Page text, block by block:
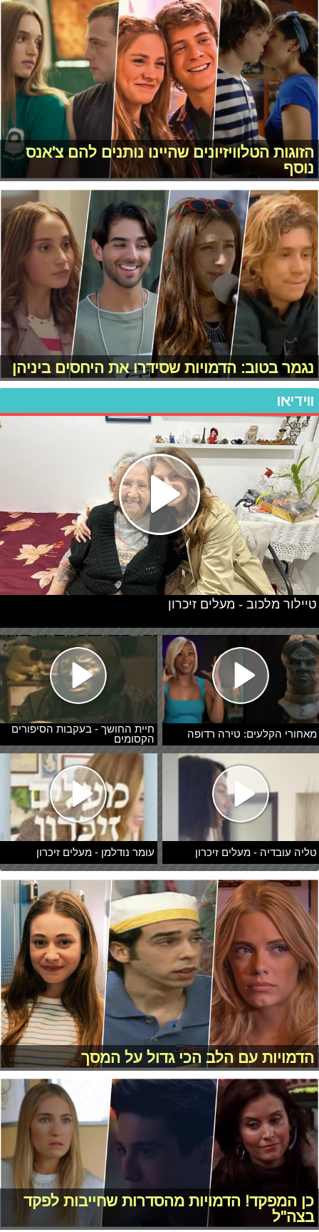
הזוגות הטלוויזיונים שהיינו נותנים להם צ'אנס
נוסף
נגמר בטוב: הדמויות שסידרו את היחסים ביניהן
ווידיאו
מאחורי הקלעים: טירה רדופה
חיית החושך - בעקבות הסיפורים
הקסומים
טליה עובדיה - מעלים זיכרון עומר נודלמן - מעלים זיכרון
טיילור מלכוב - מעלים זיכרון
הדמויות עם הלב הכי גדול על המסך
כן המפקד! הדמויות מהסדרות שחייבות לפקד
בצה"ל